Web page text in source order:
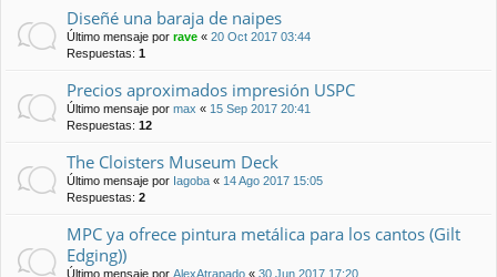
Diseñé una baraja de naipes
Último mensaje por rave « 20 Oct 2017 03:44
Respuestas: 1
Precios aproximados impresión USPC
Último mensaje por max « 15 Sep 2017 20:41
Respuestas: 12
The Cloisters Museum Deck
Último mensaje por Iagoba « 14 Ago 2017 15:05
Respuestas: 2
MPC ya ofrece pintura metálica para los cantos (Gilt
Edging))
Último mensaje por AlexAtrapado « 30 Jun 2017 17:20